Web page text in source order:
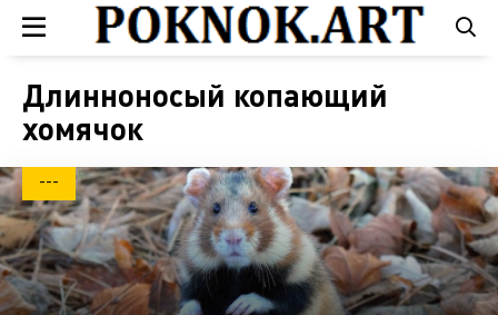
Длинноносый копающий
хомячок
---